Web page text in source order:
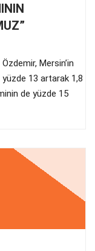
Mersin’in
yüzde 13 artarak 1,8
de yüzde 15